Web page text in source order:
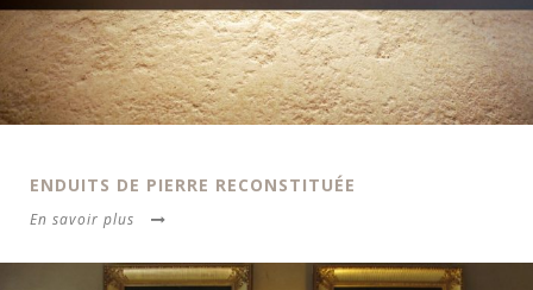
ENDUITS DE PIERRE RECONSTITUÉE
En savoir plus